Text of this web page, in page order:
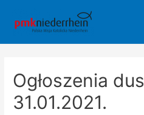
Inhalt
Ogłoszenia
31.01.2021.